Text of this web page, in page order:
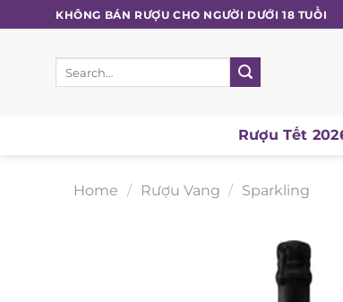
to
content
KHÔNG BÁN RƯỢU CHO NGƯỜI DƯỚI 18 TUỔI
Rượu Tết 2026
Home Rượu Vang Sparkling